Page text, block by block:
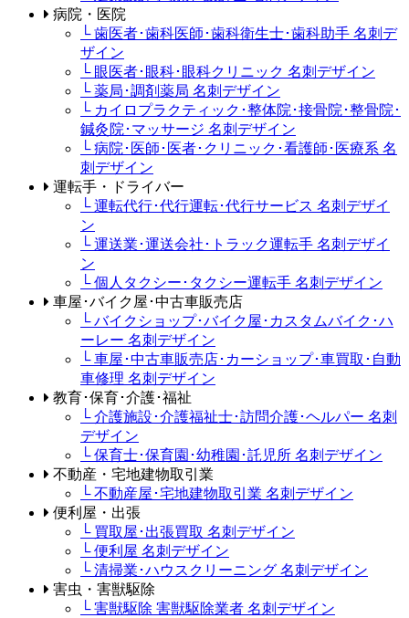
病院・医院
└ 歯医者･歯科医師･歯科衛生士･歯科助手 名刺デ
ザイン
└ 眼医者･眼科･眼科クリニック 名刺デザイン
└ 薬局･調剤薬局 名刺デザイン
└ カイロプラクティック･整体院･接骨院･整骨院･
鍼灸院･マッサージ 名刺デザイン
└ 病院･医師･医者･クリニック･看護師･医療系 名
刺デザイン
運転手・ドライバー
└ 運転代行･代行運転･代行サービス 名刺デザイ
ン
└ 運送業･運送会社･トラック運転手 名刺デザイ
ン
└ 個人タクシー･タクシー運転手 名刺デザイン
車屋･バイク屋･中古車販売店
└ バイクショップ･バイク屋･カスタムバイク･ハ
ーレー 名刺デザイン
└ 車屋･中古車販売店･カーショップ･車買取･自動
車修理 名刺デザイン
教育･保育･介護･福祉
└ 介護施設･介護福祉士･訪問介護･ヘルパー 名刺
デザイン
└ 保育士･保育園･幼稚園･託児所 名刺デザイン
不動産・宅地建物取引業
└ 不動産屋･宅地建物取引業 名刺デザイン
便利屋・出張
└ 買取屋･出張買取 名刺デザイン
└ 便利屋 名刺デザイン
└ 清掃業･ハウスクリーニング 名刺デザイン
害虫・害獣駆除
└ 害獣駆除 害獣駆除業者 名刺デザイン